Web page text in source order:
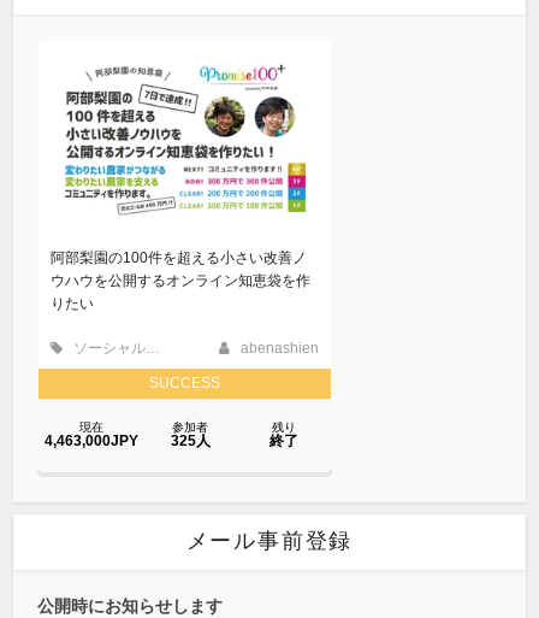
メール事前登録
公開時にお知らせします